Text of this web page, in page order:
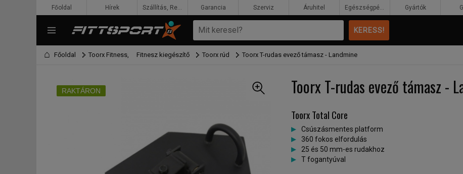
Főoldal Toorx Fitness, Fitnesz kiegészítő Toorx rúd Toorx T-rudas evező támasz - Landmine
Toorx T-rudas evező támasz -
RAKTÁRON
Toorx Total Core
Csúszásmentes platform
360 fokos elfordulás
25 és 50 mm-es rudakhoz
T fogantyúval
Főoldal Hírek Szállítás, Rendelés, Fizetés Garancia Szerviz Áruhitel Egészségpénztár Gyártók